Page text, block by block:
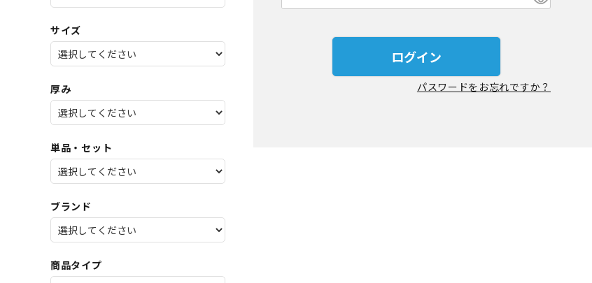
サイズ
厚み
単品・セット
ブランド
商品タイプ
ログイン
パスワードをお忘れですか？